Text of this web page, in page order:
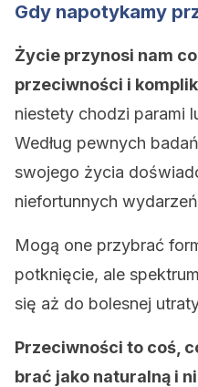
Gdy napotykamy
Życie przynosi nam
przeciwności i
niestety chodzi parami
Według pewnych
swojego życia
niefortunnych
Mogą one przybrać
potknięcie, ale
się aż do bolesnej
Przeciwności to coś,
brać jako naturalną i